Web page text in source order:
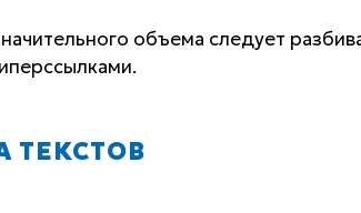
объема следует
ТЕКСТОВ